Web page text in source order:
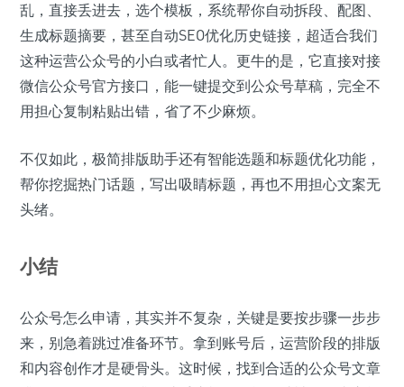
乱，直接丢进去，选个模板，系统帮你自动拆段、配图、
生成标题摘要，甚至自动SEO优化历史链接，超适合我们
这种运营公众号的小白或者忙人。更牛的是，它直接对接
微信公众号官方接口，能一键提交到公众号草稿，完全不
用担心复制粘贴出错，省了不少麻烦。
不仅如此，极简排版助手还有智能选题和标题优化功能，
帮你挖掘热门话题，写出吸睛标题，再也不用担心文案无
头绪。
小结
公众号怎么申请，其实并不复杂，关键是要按步骤一步步
来，别急着跳过准备环节。拿到账号后，运营阶段的排版
和内容创作才是硬骨头。这时候，找到合适的公众号文章